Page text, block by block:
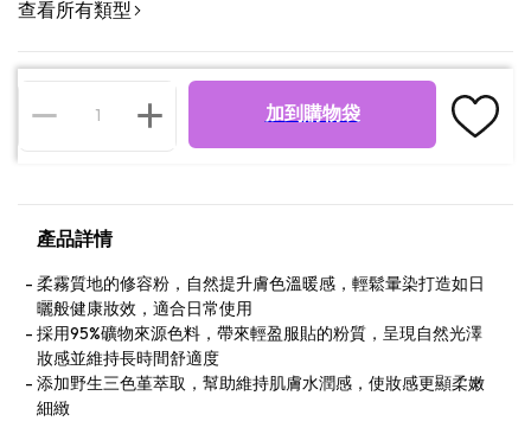
查看所有類型
加到購物袋
產品詳情
柔霧質地的修容粉，自然提升膚色溫暖感，輕鬆暈染打造如日
曬般健康妝效，適合日常使用
採用95%礦物來源色料，帶來輕盈服貼的粉質，呈現自然光澤
妝感並維持長時間舒適度
添加野生三色堇萃取，幫助維持肌膚水潤感，使妝感更顯柔嫩
細緻